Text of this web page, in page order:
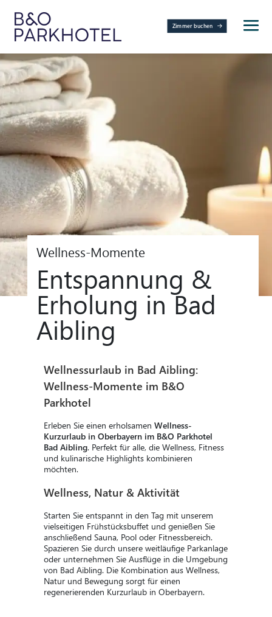
Zimmer buchen
Wellness-Momente
Entspannung &
Erholung in Bad
Aibling
Wellnessurlaub in Bad Aibling:
Wellness-Momente im B&O
Parkhotel
Erleben Sie einen erholsamen Wellness-
Kurzurlaub in Oberbayern im B&O Parkhotel
Bad Aibling. Perfekt für alle, die Wellness, Fitness
und kulinarische Highlights kombinieren
möchten.
Wellness, Natur & Aktivität
Starten Sie entspannt in den Tag mit unserem
vielseitigen Frühstücksbuffet und genießen Sie
anschließend Sauna, Pool oder Fitnessbereich.
Spazieren Sie durch unsere weitläufige Parkanlage
oder unternehmen Sie Ausflüge in die Umgebung
von Bad Aibling. Die Kombination aus Wellness,
Natur und Bewegung sorgt für einen
regenerierenden Kurzurlaub in Oberbayern.